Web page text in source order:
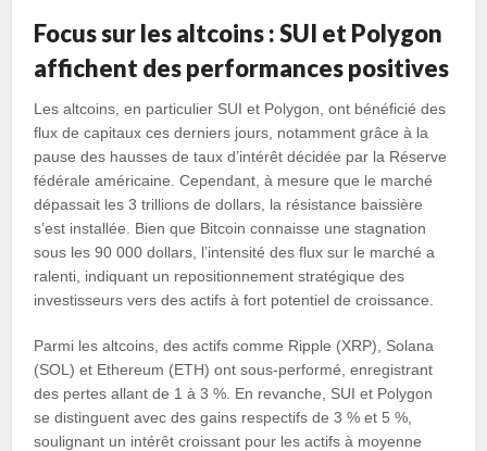
Focus sur les altcoins : SUI et Polygon
affichent des performances positives
Les altcoins, en particulier SUI et Polygon, ont bénéficié des
flux de capitaux ces derniers jours, notamment grâce à la
pause des hausses de taux d’intérêt décidée par la Réserve
fédérale américaine. Cependant, à mesure que le marché
dépassait les 3 trillions de dollars, la résistance baissière
s’est installée. Bien que Bitcoin connaisse une stagnation
sous les 90 000 dollars, l’intensité des flux sur le marché a
ralenti, indiquant un repositionnement stratégique des
investisseurs vers des actifs à fort potentiel de croissance.
Parmi les altcoins, des actifs comme Ripple (XRP), Solana
(SOL) et Ethereum (ETH) ont sous-performé, enregistrant
des pertes allant de 1 à 3 %. En revanche, SUI et Polygon
se distinguent avec des gains respectifs de 3 % et 5 %,
soulignant un intérêt croissant pour les actifs à moyenne